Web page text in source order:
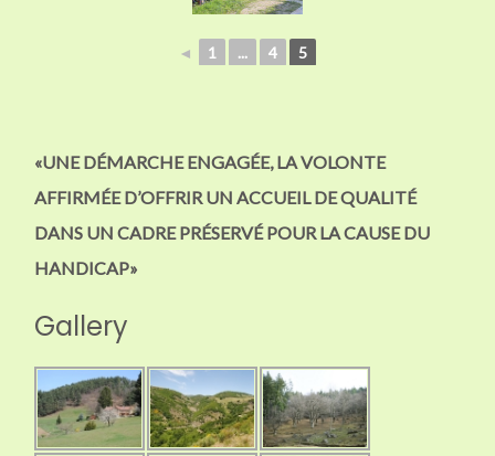
◄ 1 ... 4 5
«UNE DÉMARCHE ENGAGÉE, LA VOLONTE
AFFIRMÉE D’OFFRIR UN ACCUEIL DE QUALITÉ
DANS UN CADRE PRÉSERVÉ POUR LA CAUSE DU
HANDICAP»
Gallery